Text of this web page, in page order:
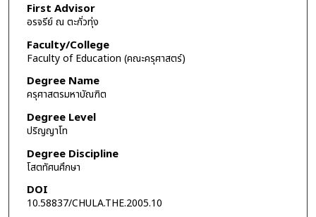
First Advisor
อรจรีย์ ณ ตะกั่วทุ่ง
Faculty/College
Faculty of Education (คณะครุศาสตร์)
Degree Name
ครุศาสตรมหาบัณฑิต
Degree Level
ปริญญาโท
Degree Discipline
โสตทัศนศึกษา
DOI
10.58837/CHULA.THE.2005.10